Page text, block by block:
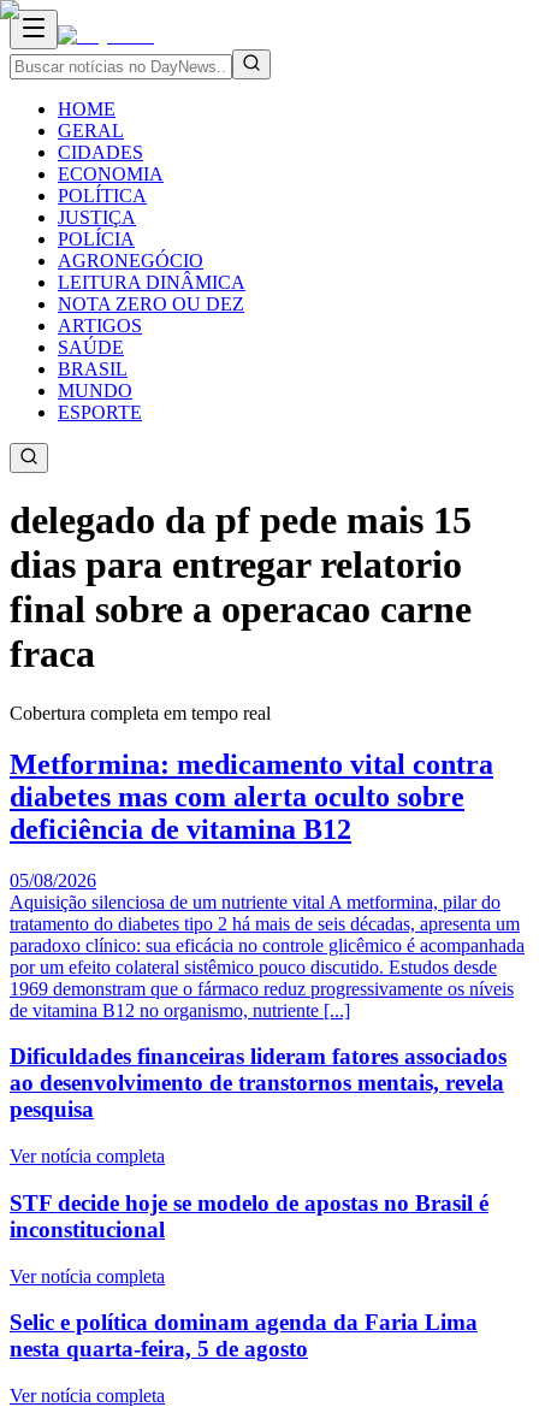
HOME
GERAL
CIDADES
ECONOMIA
POLÍTICA
JUSTIÇA
POLÍCIA
AGRONEGÓCIO
LEITURA DINÂMICA
NOTA ZERO OU DEZ
ARTIGOS
SAÚDE
BRASIL
MUNDO
ESPORTE
delegado da pf pede mais 15
dias para entregar relatorio
final sobre a operacao carne
fraca
Cobertura completa em tempo real
Metformina: medicamento vital contra
diabetes mas com alerta oculto sobre
deficiência de vitamina B12
05/08/2026
Aquisição silenciosa de um nutriente vital A metformina, pilar do
tratamento do diabetes tipo 2 há mais de seis décadas, apresenta um
paradoxo clínico: sua eficácia no controle glicêmico é acompanhada
por um efeito colateral sistêmico pouco discutido. Estudos desde
1969 demonstram que o fármaco reduz progressivamente os níveis
de vitamina B12 no organismo, nutriente [...]
Dificuldades financeiras lideram fatores associados
ao desenvolvimento de transtornos mentais, revela
pesquisa
Ver notícia completa
STF decide hoje se modelo de apostas no Brasil é
inconstitucional
Ver notícia completa
Selic e política dominam agenda da Faria Lima
nesta quarta-feira, 5 de agosto
Ver notícia completa